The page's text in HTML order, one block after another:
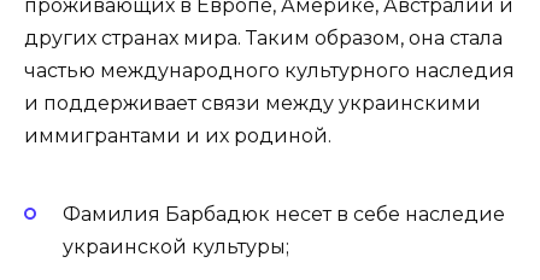
проживающих в Европе, Америке, Австралии и
других странах мира. Таким образом, она стала
частью международного культурного наследия
и поддерживает связи между украинскими
иммигрантами и их родиной.
Фамилия Барбадюк несет в себе наследие
украинской культуры;